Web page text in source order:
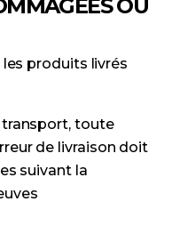
OU
produits livrés
toute
de livraison doit
suivant la